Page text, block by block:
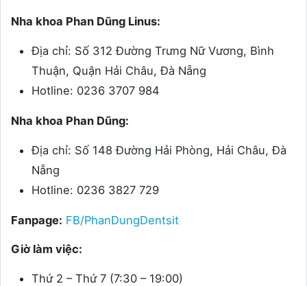
Nha khoa Phan Dũng Linus:
Địa chỉ: Số 312 Đường Trưng Nữ Vương, Bình
Thuận, Quận Hải Châu, Đà Nẵng
Hotline: 0236 3707 984
Nha khoa Phan Dũng:
Địa chỉ: Số 148 Đường Hải Phòng, Hải Châu, Đà
Nẵng
Hotline: 0236 3827 729
Fanpage: FB/PhanDungDentsit
Giờ làm việc:
Thứ 2 – Thứ 7 (7:30 – 19:00)